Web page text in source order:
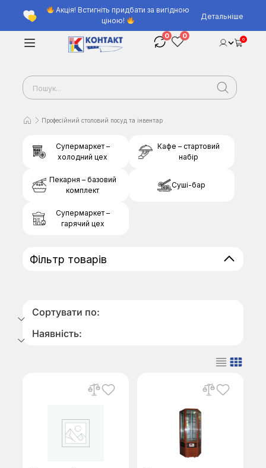
Акція! Встигніть придбати за вигідною
ціною!
Детальніше
0 0 0
Професійний столовий посуд та інвентар
Фільтр товарів
Супермаркет –
холодний цех
Кафе – стартовий
набір
Пекарня – базовий
комплект
Суші-бар
Супермаркет –
гарячий цех
Сортувати по:
Наявність: